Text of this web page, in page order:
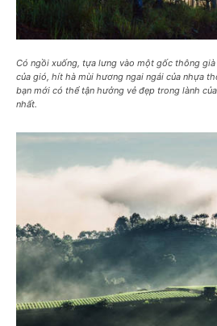
Có ngồi xuống, tựa lưng vào một gốc thông
của gió, hít hà mùi hương ngai ngái của nhựa
bạn mới có thể tận hưởng vẻ đẹp trong lành
nhất.